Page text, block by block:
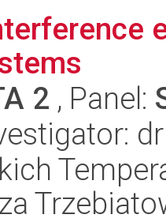
2 , Panel: